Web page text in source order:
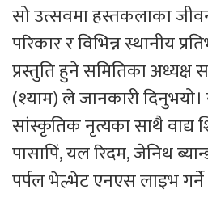
सो उत्सवमा हस्तकलाका
परिकार र विभिन्न स्थानीय
प्रस्तुति हुने समितिका अध्यक्ष
(श्याम) ले जानकारी दिनुभयो।
सांस्कृतिक नृत्यका साथै वाद्य
पासापिं, यल रिदम, जेनिथ
पर्पल भेल्भेट एनएस लाइभ